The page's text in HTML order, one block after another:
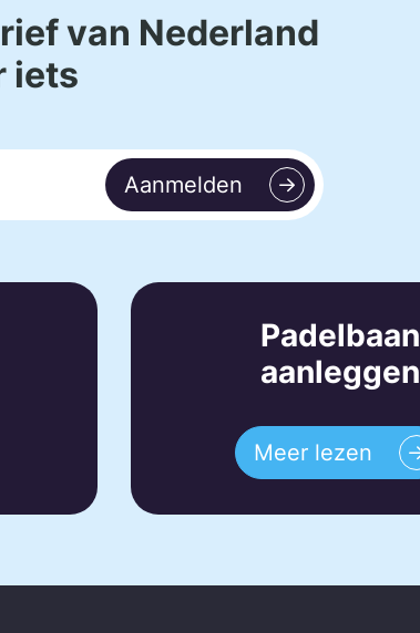
van Nederland
iets
Aanmelden
Padelbaan
aanleggen
Meer lezen